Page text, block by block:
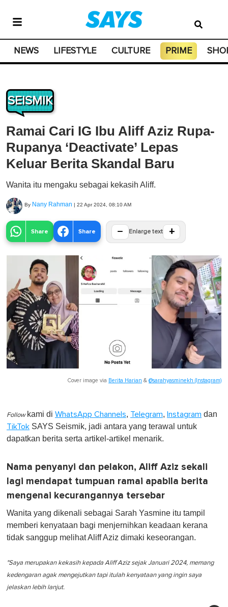
NEWS LIFESTYLE CULTURE PRIME
SEISMIK
Ramai Cari IG Ibu Aliff Aziz Rupa-
Rupanya ‘Deactivate’ Lepas
Keluar Berita Skandal Baru
Wanita itu mengaku sebagai kekasih Aliff.
By Nany Rahman | 22 Apr 2024, 08:10 AM
Share Share − Enlarge text +
Cover image via Berita Harian & @sarahyasminekh (Instagram)
Follow kami di WhatsApp Channels, Telegram, Instagram dan
TikTok SAYS Seismik, jadi antara yang terawal untuk
dapatkan berita serta artikel-artikel menarik.
Nama penyanyi dan pelakon, Aliff Aziz sekali
lagi mendapat tumpuan ramai apabila berita
mengenai kecurangannya tersebar
Wanita yang dikenali sebagai Sarah Yasmine itu tampil
memberi kenyataan bagi menjernihkan keadaan kerana
tidak sanggup melihat Aliff Aziz dimaki keseorangan.
"Saya merupakan kekasih kepada Aliff Aziz sejak Januari 2024, memang
kedengaran agak mengejutkan tapi itulah kenyataan yang ingin saya
jelaskan lebih lanjut.